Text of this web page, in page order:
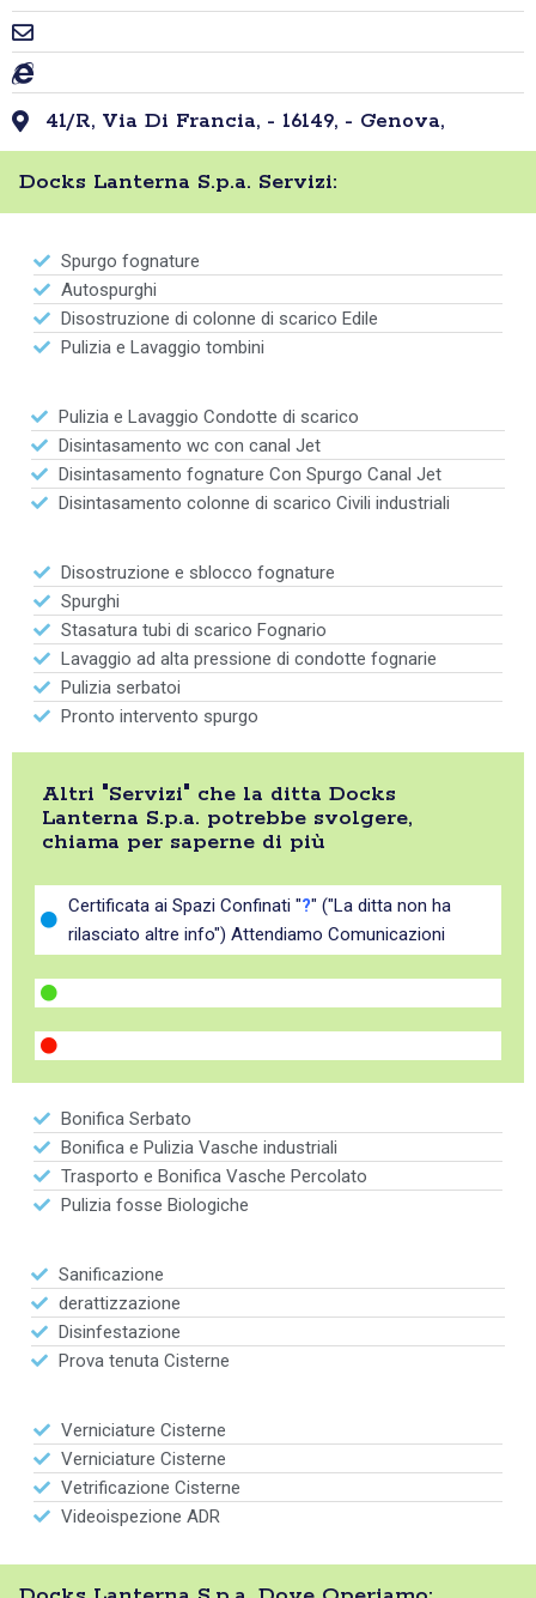
41/R, Via Di Francia, - 16149, - Genova,
Docks Lanterna S.p.a. Servizi:
Spurgo fognature
Autospurghi
Disostruzione di colonne di scarico Edile
Pulizia e Lavaggio tombini
Pulizia e Lavaggio Condotte di scarico
Disintasamento wc con canal Jet
Disintasamento fognature Con Spurgo Canal Jet
Disintasamento colonne di scarico Civili industriali
Disostruzione e sblocco fognature
Spurghi
Stasatura tubi di scarico Fognario
Lavaggio ad alta pressione di condotte fognarie
Pulizia serbatoi
Pronto intervento spurgo
Altri "Servizi" che la ditta Docks
Lanterna S.p.a. potrebbe svolgere,
chiama per saperne di più
Certificata ai Spazi Confinati "?" ("La ditta non ha
rilasciato altre info") Attendiamo Comunicazioni
Bonifica Serbato
Bonifica e Pulizia Vasche industriali
Trasporto e Bonifica Vasche Percolato
Pulizia fosse Biologiche
Sanificazione
derattizzazione
Disinfestazione
Prova tenuta Cisterne
Verniciature Cisterne
Verniciature Cisterne
Vetrificazione Cisterne
Videoispezione ADR